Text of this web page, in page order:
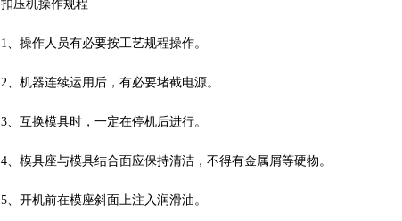
扣压机操作规程
1 、操作人员有必要按工艺规程操作。
2 、机器连续运用后，有必要堵截电源。
3 、互换模具时，一定在停机后进行。
4 、模具座与模具结合面应保持清洁，不得有金属屑等硬物。
5 、开机前在模座斜面上注入润滑油。